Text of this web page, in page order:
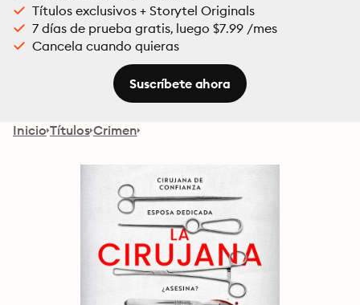
Títulos exclusivos + Storytel Originals
7 días de prueba gratis, luego $7.99 /mes
Cancela cuando quieras
Suscríbete ahora
Inicio Títulos Crimen